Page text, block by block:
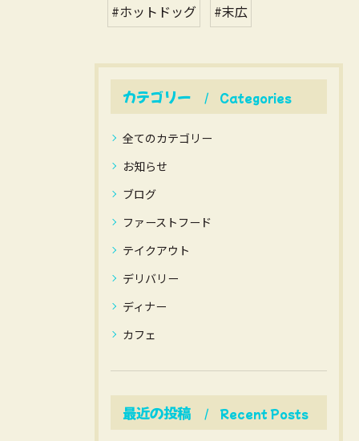
#ホットドッグ #末広
カテゴリー Categories
全てのカテゴリー
お知らせ
ブログ
ファーストフード
テイクアウト
デリバリー
ディナー
カフェ
最近の投稿 Recent Posts